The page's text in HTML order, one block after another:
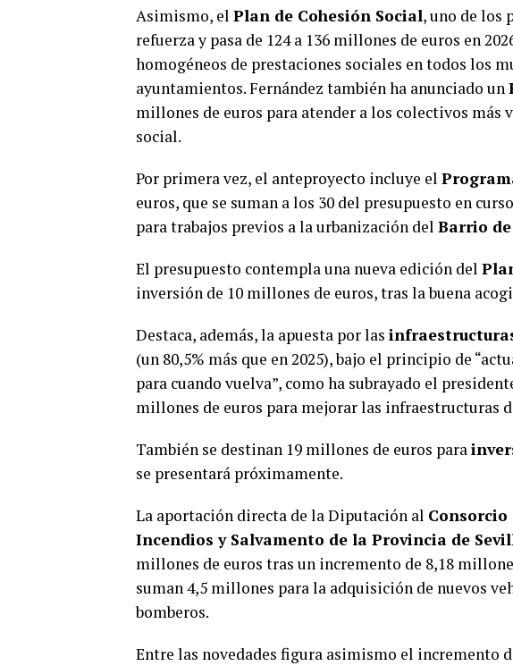
Asimismo, el Plan de Cohesión Social, uno de los
refuerza y pasa de 124 a 136 millones de euros en
homogéneos de prestaciones sociales en todos los
ayuntamientos. Fernández también ha anunciado un
millones de euros para atender a los colectivos más
social.
Por primera vez, el anteproyecto incluye el
euros, que se suman a los 30 del presupuesto en
para trabajos previos a la urbanización del Barrio
El presupuesto contempla una nueva edición del
inversión de 10 millones de euros, tras la buena
Destaca, además, la apuesta por las
(un 80,5% más que en 2025), bajo el principio de
para cuando vuelva”, como ha subrayado el
millones de euros para mejorar las infraestructuras
También se destinan 19 millones de euros para
se presentará próximamente.
La aportación directa de la Diputación al
Incendios y Salvamento de la Provincia de
millones de euros tras un incremento de 8,18
suman 4,5 millones para la adquisición de nuevos
bomberos.
Entre las novedades figura asimismo el incremento